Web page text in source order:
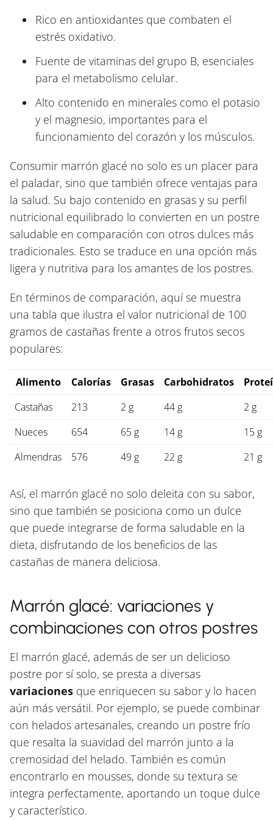
Rico en antioxidantes que combaten el
estrés oxidativo.
Fuente de vitaminas del grupo B, esenciales
para el metabolismo celular.
Alto contenido en minerales como el potasio
y el magnesio, importantes para el
funcionamiento del corazón y los músculos.
Consumir marrón glacé no solo es un placer para
el paladar, sino que también ofrece ventajas para
la salud. Su bajo contenido en grasas y su perfil
nutricional equilibrado lo convierten en un postre
saludable en comparación con otros dulces más
tradicionales. Esto se traduce en una opción más
ligera y nutritiva para los amantes de los postres.
En términos de comparación, aquí se muestra
una tabla que ilustra el valor nutricional de 100
gramos de castañas frente a otros frutos secos
populares:
Alimento Calorías Grasas Carbohidratos
Castañas
213 2 g 44 g
2 g
Nueces
654 65 g 14 g
15 g
Almendras
576 49 g 22 g 21 g
Así, el marrón glacé no solo deleita con su sabor,
sino que también se posiciona como un dulce
que puede integrarse de forma saludable en la
dieta, disfrutando de los beneficios de las
castañas de manera deliciosa.
Marrón glacé: variaciones y
combinaciones con otros postres
El marrón glacé, además de ser un delicioso
postre por sí solo, se presta a diversas
variaciones que enriquecen su sabor y lo hacen
aún más versátil. Por ejemplo, se puede combinar
con helados artesanales, creando un postre frío
que resalta la suavidad del marrón junto a la
cremosidad del helado. También es común
encontrarlo en mousses, donde su textura se
integra perfectamente, aportando un toque dulce
y característico.